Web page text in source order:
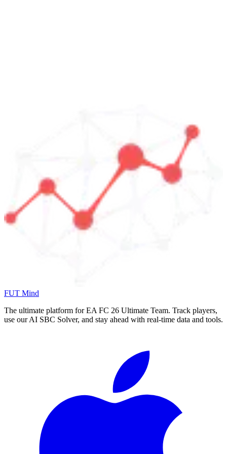
FUT Mind
The ultimate platform for EA FC 26 Ultimate Team. Track players,
use our AI SBC Solver, and stay ahead with real-time data and tools.